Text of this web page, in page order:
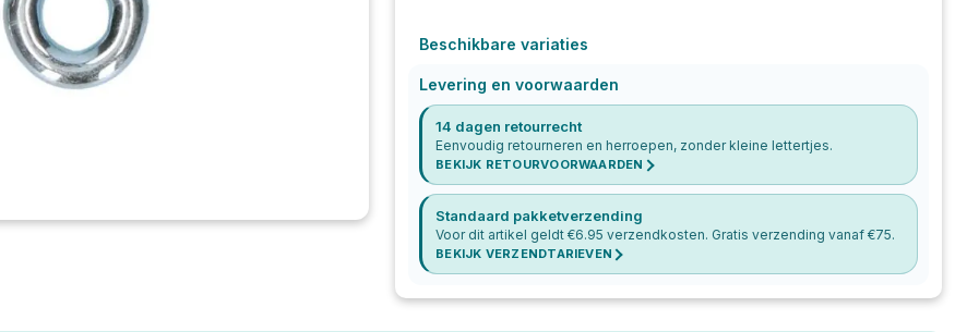
Beschikbare variaties
Levering en voorwaarden
14 dagen retourrecht
Eenvoudig retourneren en herroepen, zonder kleine lettertjes.
BEKIJK RETOURVOORWAARDEN
Standaard pakketverzending
Voor dit artikel geldt €6.95 verzendkosten. Gratis verzending vanaf €75.
BEKIJK VERZENDTARIEVEN